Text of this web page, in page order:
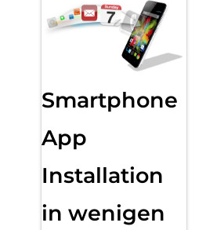
Smartphone
App
Installation
in wenigen